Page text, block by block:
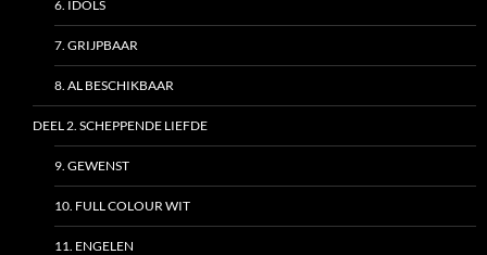
6. IDOLS
7. GRIJPBAAR
8. AL BESCHIKBAAR
DEEL 2. SCHEPPENDE LIEFDE
9. GEWENST
10. FULL COLOUR WIT
11. ENGELEN